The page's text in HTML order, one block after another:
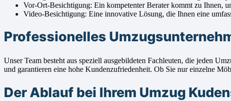
Vor-Ort-Besichtigung: Ein kompetenter Berater kommt zu Ihnen,
Video-Besichtigung: Eine innovative Lösung, die Ihnen eine
Professionelles
Unser Team besteht aus speziell ausgebildeten Fachleuten, die jeden
und garantieren eine hohe Kundenzufriedenheit. Ob Sie nur einzelne
Der Ablauf bei Ihrem Umzug